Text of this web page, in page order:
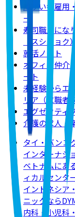
障がい者雇用
ー
寿司職人にな
（スシショク）
就活ノート
オフィス仲介
ート
未経験からエ
リア（求職者
エグゼクティ
介護の求人・
タイ・バンコ
インターナシ
ベトナムにあ
ィカルセンタ
インドネシア
ニックなら
内科・小児科